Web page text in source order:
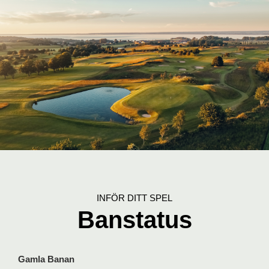
INFÖR DITT SPEL
Banstatus
Gamla Banan